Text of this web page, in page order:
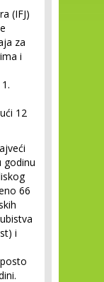
(IFJ)
za
i
12
godinu
66
i